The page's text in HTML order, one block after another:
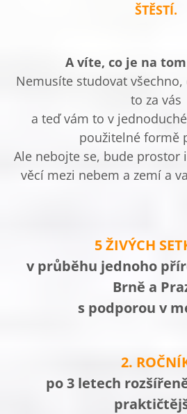
ŠTĚSTÍ.
A víte, co je na
Nemusíte studovat
to za vás
a teď vám to v
použitelné formě
Ale nebojte se, bude prostor
věcí mezi nebem a zemí a
5 ŽIVÝCH
v průběhu jednoho
Brně a
s podporou v
2.
po 3 letech